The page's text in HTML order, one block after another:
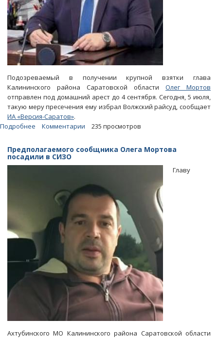
Подозреваемый в получении крупной взятки глава
Калининского района Саратовской области Олег Мортов
отправлен под домашний арест до 4 сентября. Сегодня, 5 июля,
такую меру пресечения ему избрал Волжский райсуд, сообщает
ИА «Версия-Саратов».
Подробнее
района
отправлен
Комментарии 235 просмотров
Предполагаемого сообщника Олега Мортова
посадили в СИЗО
Главу
Ахтубинского МО Калининского района Саратовской области